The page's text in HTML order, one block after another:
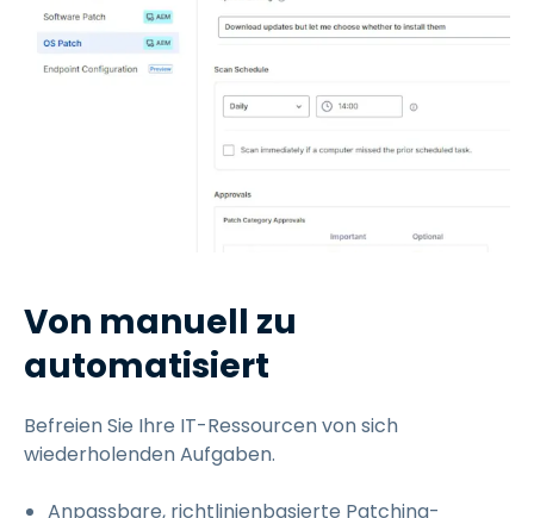
Von manuell zu
automatisiert
Befreien Sie Ihre IT-Ressourcen von sich
wiederholenden Aufgaben.
Anpassbare, richtlinienbasierte Patching-